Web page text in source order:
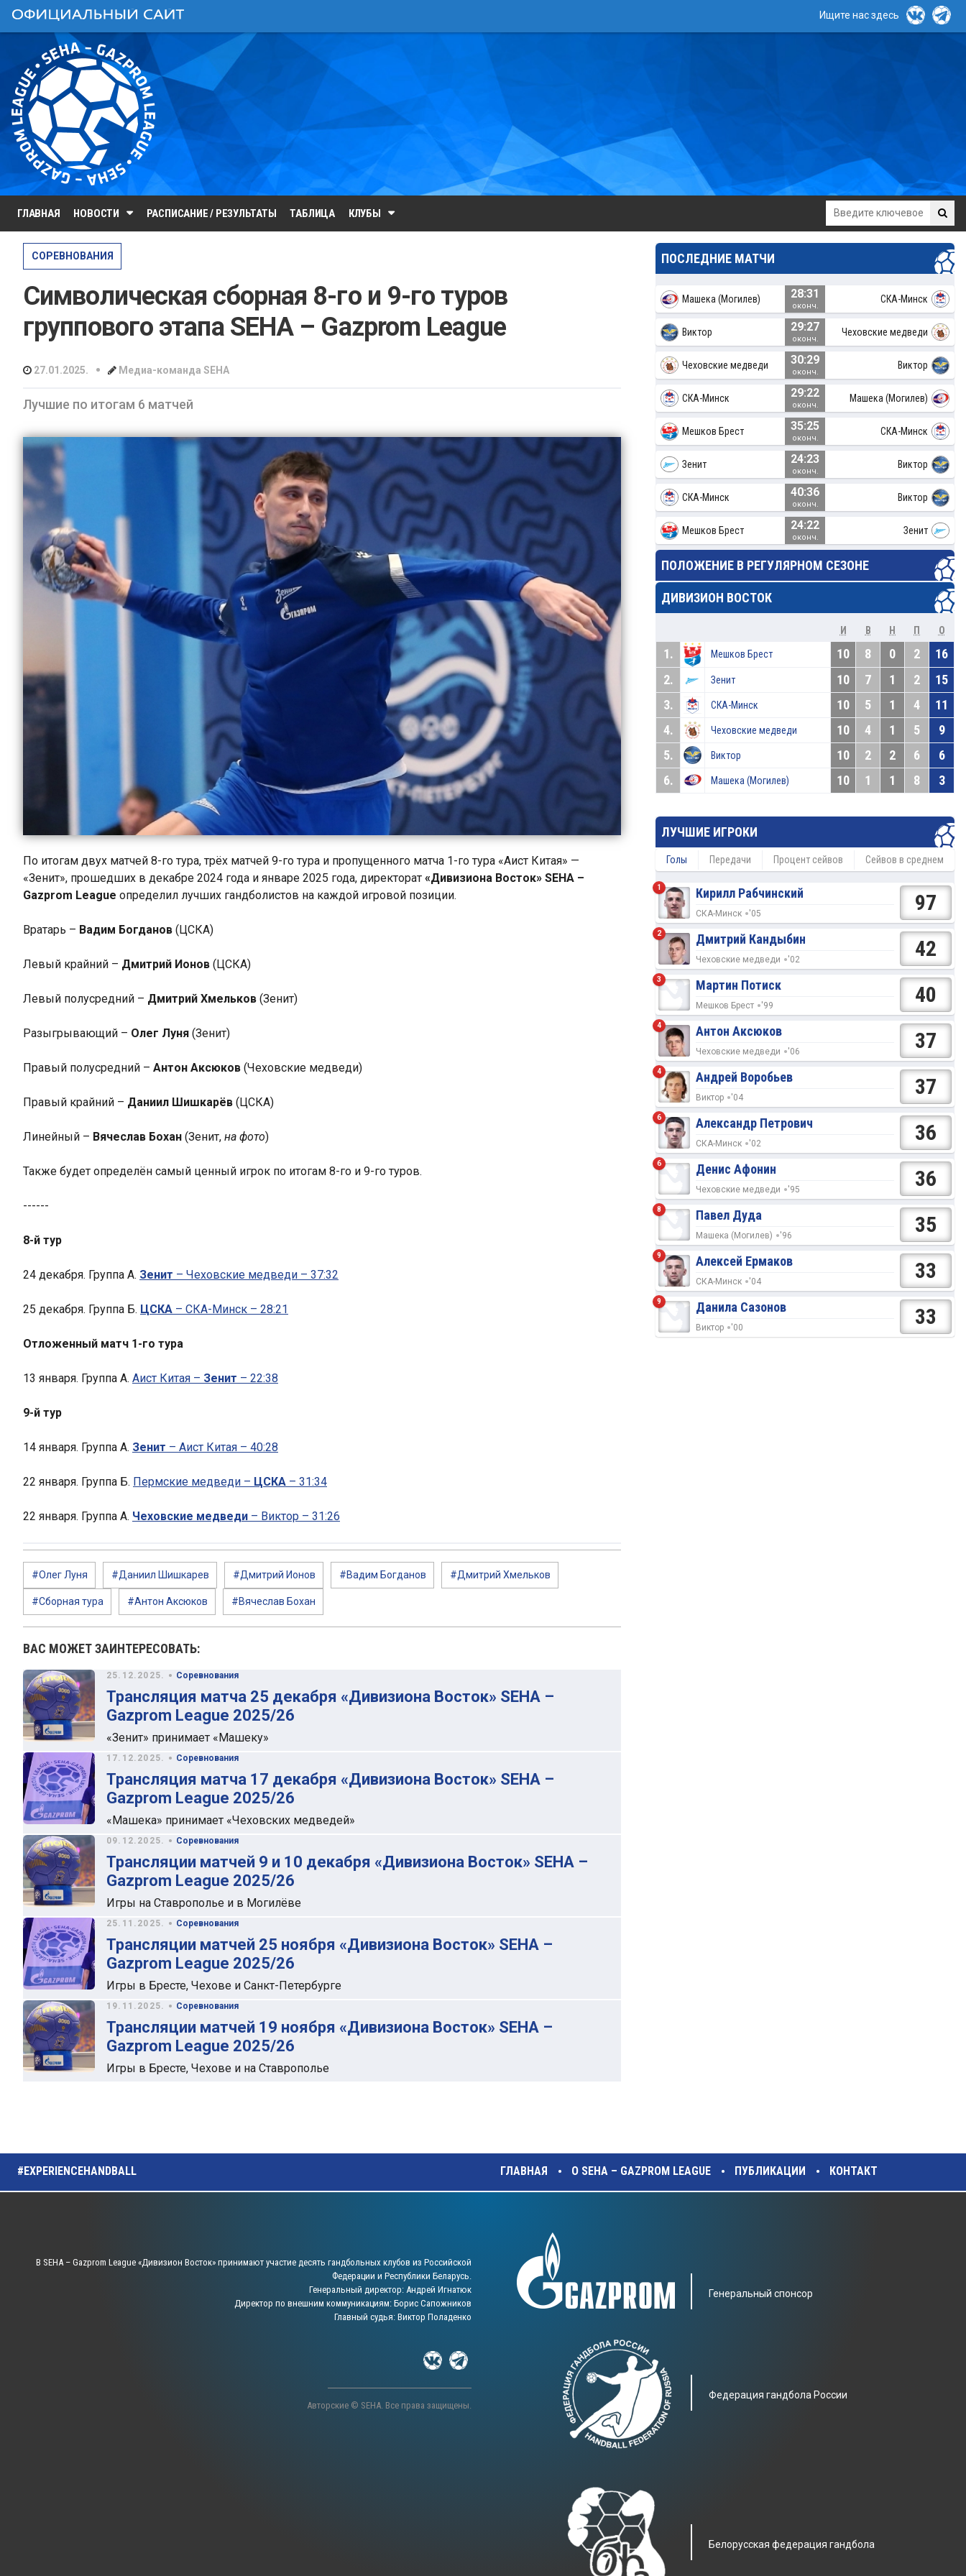
Ищите нас здесь
ГЛАВНАЯ НОВОСТИ РАСПИСАНИЕ / РЕЗУЛЬТАТЫ ТАБЛИЦА КЛУБЫ
СОРЕВНОВАНИЯ
Символическая сборная 8-го и 9-го туров
группового этапа SEHA – Gazprom League
27.01.2025. • Медиа-команда SEHA
Лучшие по итогам 6 матчей
По итогам двух матчей 8-го тура, трёх матчей 9-го тура и пропущенного матча 1-го тура «Аист Китая» —
«Зенит», прошедших в декабре 2024 года и январе 2025 года, директорат «Дивизиона Восток» SEHA –
Gazprom League определил лучших гандболистов на каждой игровой позиции.
Вратарь – Вадим Богданов (ЦСКА)
Левый крайний – Дмитрий Ионов (ЦСКА)
Левый полусредний – Дмитрий Хмельков (Зенит)
Разыгрывающий – Олег Луня (Зенит)
Правый полусредний – Антон Аксюков (Чеховские медведи)
Правый крайний – Даниил Шишкарёв (ЦСКА)
Линейный – Вячеслав Бохан (Зенит, на фото)
Также будет определён самый ценный игрок по итогам 8-го и 9-го туров.
------
8-й тур
24 декабря. Группа А. Зенит – Чеховские медведи – 37:32
25 декабря. Группа Б. ЦСКА – СКА-Минск – 28:21
Отложенный матч 1-го тура
13 января. Группа А. Аист Китая – Зенит – 22:38
9-й тур
14 января. Группа А. Зенит – Аист Китая – 40:28
22 января. Группа Б. Пермские медведи – ЦСКА – 31:34
22 января. Группа А. Чеховские медведи – Виктор – 31:26
#Олег Луня #Даниил Шишкарев #Дмитрий Ионов #Вадим Богданов #Дмитрий Хмельков
#Сборная тура #Антон Аксюков #Вячеслав Бохан
ВАС МОЖЕТ ЗАИНТЕРЕСОВАТЬ:
25.12.2025. • Соревнования
Трансляция матча 25 декабря «Дивизиона Восток» SEHA –
Gazprom League 2025/26
«Зенит» принимает «Машеку»
17.12.2025. • Соревнования
Трансляция матча 17 декабря «Дивизиона Восток» SEHA –
Gazprom League 2025/26
«Машека» принимает «Чеховских медведей»
09.12.2025. • Соревнования
Трансляции матчей 9 и 10 декабря «Дивизиона Восток» SEHA –
Gazprom League 2025/26
Игры на Ставрополье и в Могилёве
25.11.2025. • Соревнования
Трансляции матчей 25 ноября «Дивизиона Восток» SEHA –
Gazprom League 2025/26
Игры в Бресте, Чехове и Санкт-Петербурге
19.11.2025. • Соревнования
Трансляции матчей 19 ноября «Дивизиона Восток» SEHA –
Gazprom League 2025/26
Игры в Бресте, Чехове и на Ставрополье
ПОСЛЕДНИЕ МАТЧИ
Машека (Могилев) 28:31
оконч.
СКА-Минск
Виктор 29:27
оконч.
Чеховские медведи
Чеховские медведи 30:29
оконч.
Виктор
СКА-Минск 29:22
оконч.
Машека (Могилев)
Мешков Брест 35:25
оконч.
СКА-Минск
Зенит 24:23
оконч.
Виктор
СКА-Минск 40:36
оконч.
Виктор
Мешков Брест 24:22
оконч.
Зенит
ПОЛОЖЕНИЕ В РЕГУЛЯРНОМ СЕЗОНЕ
ДИВИЗИОН ВОСТОК
И В Н П О
1. Мешков Брест 10 8 0 2
16
2.
Зенит 10 7 1 2
15
3.
СКА-Минск 10 5 1 4
11
4.
Чеховские медведи 10 4 1 5
9
5.
Виктор 10 2 2 6
6
6.
Машека (Могилев) 10 1 1 8 3
ЛУЧШИЕ ИГРОКИ
Голы Передачи Процент сейвов Сейвов в среднем
1 Кирилл Рабчинский
СКА-Минск '05 97
2 Дмитрий Кандыбин
Чеховские медведи '02 42
3 Мартин Потиск
Мешков Брест '99 40
4 Антон Аксюков
Чеховские медведи '06 37
4 Андрей Воробьев
Виктор '04 37
6 Александр Петрович
СКА-Минск '02 36
6 Денис Афонин
Чеховские медведи '95 36
8 Павел Дуда
Машека (Могилев) '96 35
9 Алексей Ермаков
СКА-Минск '04 33
9 Данила Сазонов
Виктор '00 33
#EXPERIENCEHANDBALL ГЛАВНАЯ О SEHA – GAZPROM LEAGUE ПУБЛИКАЦИИ КОНТАКТ
В SEHA – Gazprom League «Дивизион Восток» принимают участие десять гандбольных клубов из Российской
Федерации и Республики Беларусь.
Генеральный директор: Андрей Игнатюк
Директор по внешним коммуникациям: Борис Сапожников
Главный судья: Виктор Поладенко
Авторские © SEHA. Все права защищены.
Генеральный спонсор
Фeдерация гандбола России
Белорусская федерация гандбола